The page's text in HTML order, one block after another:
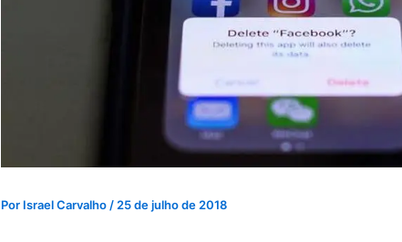
Por Israel Carvalho / 25 de julho de 2018